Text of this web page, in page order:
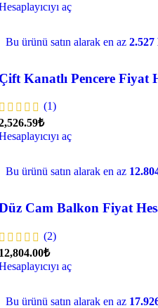
aç
Bu ürünü satın alarak en az 2.527
Kanatlı Pencere Fiyat
(1)
aç
Bu ürünü satın alarak en az
Cam Balkon Fiyat
(2)
aç
Bu ürünü satın alarak en az